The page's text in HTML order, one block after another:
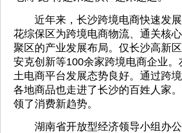
近年来，长沙跨境电商快速发展
花综保区为跨境电商物流、通关核
聚区的产业发展布局。仅长沙高新
安克创新等100余家跨境电商企业
土电商平台发展态势良好。通过跨
各地商品也走进了长沙的百姓人家
领了消费新趋势。
湖南省开放型经济领导小组办公